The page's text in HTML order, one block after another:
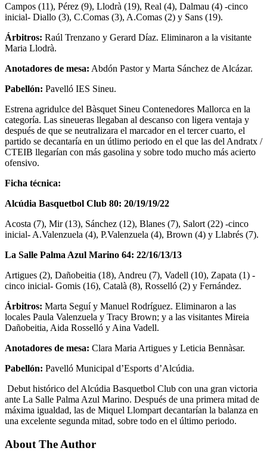
Campos (11), Pérez (9), Llodrà (19), Real (4), Dalmau (4) -cinco
inicial- Diallo (3), C.Comas (3), A.Comas (2) y Sans (19).
Árbitros: Raúl Trenzano y Gerard Díaz. Eliminaron a la visitante
Maria Llodrà.
Anotadores de mesa: Abdón Pastor y Marta Sánchez de Alcázar.
Pabellón: Pavelló IES Sineu.
Estrena agridulce del Bàsquet Sineu Contenedores Mallorca en la
categoría. Las sineueras llegaban al descanso con ligera ventaja y
después de que se neutralizara el marcador en el tercer cuarto, el
partido se decantaría en un útlimo periodo en el que las del Andratx /
CTEIB llegarían con más gasolina y sobre todo mucho más acierto
ofensivo.
Ficha técnica:
Alcúdia Basquetbol Club 80: 20/19/19/22
Acosta (7), Mir (13), Sánchez (12), Blanes (7), Salort (22) -cinco
inicial- A.Valenzuela (4), P.Valenzuela (4), Brown (4) y Llabrés (7).
La Salle Palma Azul Marino 64: 22/16/13/13
Artigues (2), Dañobeitia (18), Andreu (7), Vadell (10), Zapata (1) -
cinco inicial- Gomis (16), Català (8), Rosselló (2) y Fernández.
Árbitros: Marta Seguí y Manuel Rodríguez. Eliminaron a las
locales Paula Valenzuela y Tracy Brown; y a las visitantes Mireia
Dañobeitia, Aida Rosselló y Aina Vadell.
Anotadores de mesa: Clara Maria Artigues y Leticia Bennàsar.
Pabellón: Pavelló Municipal d’Esports d’Alcúdia.
Debut histórico del Alcúdia Basquetbol Club con una gran victoria
ante La Salle Palma Azul Marino. Después de una primera mitad de
máxima igualdad, las de Miquel Llompart decantarían la balanza en
una excelente segunda mitad, sobre todo en el último periodo.
About The Author